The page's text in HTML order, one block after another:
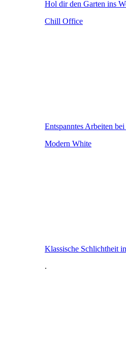
Hol dir den Garten ins
Chill Office
Entspanntes Arbeiten
Modern White
Klassische Schlichtheit
.